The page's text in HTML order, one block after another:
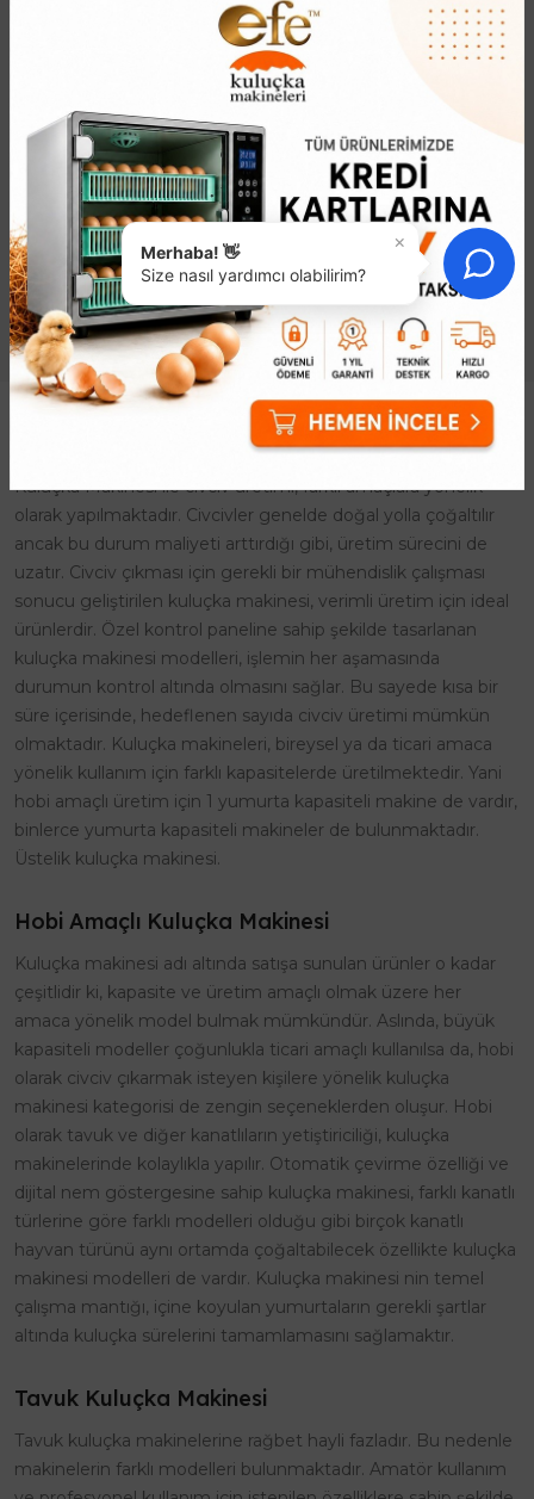
397,42₺
Kuluçka Makinesi Fanı 220 Volt
8 CMKuluçka makinenizin
performansını en üst düzeye
çıkarmak ve başarılı bir
kuluçka dönemi geçirmek için
ide..
Ticari Kuluçka Makinesi
Ticari Kuluçka Makinesi Fanı:
Güçlü ve Verimli
HavalandırmaProfesyonel
kuluçka süreçlerinde başarılı
sonuçlar almak, kuluçka
makinesi içeris..
Kuluçka Makinesi ile civciv üretimi, farklı amaçlara yönelik
olarak yapılmaktadır. Civcivler genelde doğal yolla çoğaltılır
ancak bu durum maliyeti arttırdığı gibi, üretim sürecini de
uzatır. Civciv çıkması için gerekli bir mühendislik çalışması
sonucu geliştirilen kuluçka makinesi, verimli üretim için ideal
ürünlerdir. Özel kontrol paneline sahip şekilde tasarlanan
kuluçka makinesi modelleri, işlemin her aşamasında
durumun kontrol altında olmasını sağlar. Bu sayede kısa bir
süre içerisinde, hedeflenen sayıda civciv üretimi mümkün
olmaktadır. Kuluçka makineleri, bireysel ya da ticari amaca
yönelik kullanım için farklı kapasitelerde üretilmektedir. Yani
hobi amaçlı üretim için 1 yumurta kapasiteli makine de vardır,
binlerce yumurta kapasiteli makineler de bulunmaktadır.
Üstelik kuluçka makinesi.
Hobi Amaçlı Kuluçka Makinesi
Kuluçka makinesi adı altında satışa sunulan ürünler o kadar
çeşitlidir ki, kapasite ve üretim amaçlı olmak üzere her
amaca yönelik model bulmak mümkündür. Aslında, büyük
kapasiteli modeller çoğunlukla ticari amaçlı kullanılsa da, hobi
olarak civciv çıkarmak isteyen kişilere yönelik kuluçka
makinesi kategorisi de zengin seçeneklerden oluşur. Hobi
olarak tavuk ve diğer kanatlıların yetiştiriciliği, kuluçka
makinelerinde kolaylıkla yapılır. Otomatik çevirme özelliği ve
dijital nem göstergesine sahip kuluçka makinesi, farklı kanatlı
türlerine göre farklı modelleri olduğu gibi birçok kanatlı
hayvan türünü aynı ortamda çoğaltabilecek özellikte kuluçka
makinesi modelleri de vardır. Kuluçka makinesi nin temel
çalışma mantığı, içine koyulan yumurtaların gerekli şartlar
altında kuluçka sürelerini tamamlamasını sağlamaktır.
Tavuk Kuluçka Makinesi
Tavuk kuluçka makinelerine rağbet hayli fazladır. Bu nedenle
makinelerin farklı modelleri bulunmaktadır. Amatör kullanım
×
Merhaba! 👋
Size nasıl yardımcı olabilirim?